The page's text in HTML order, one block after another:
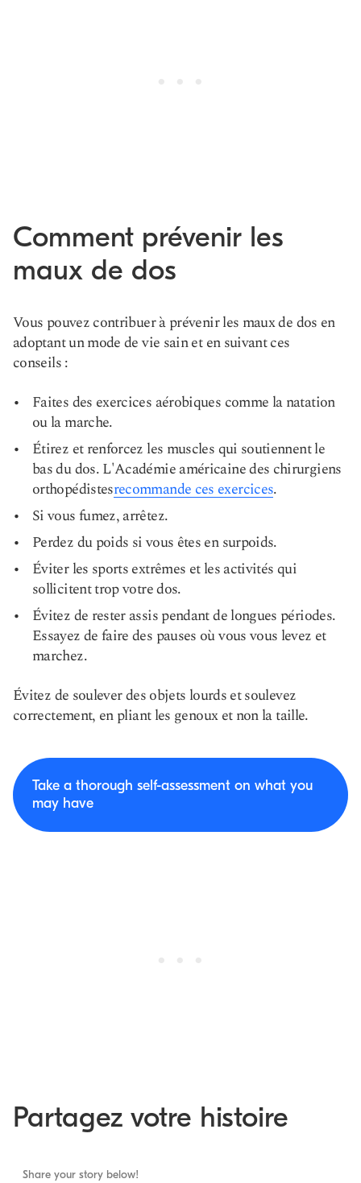
Comment prévenir les
maux de dos
Vous pouvez contribuer à prévenir les maux de dos en
adoptant un mode de vie sain et en suivant ces
conseils :
Faites des exercices aérobiques comme la natation
ou la marche.
Étirez et renforcez les muscles qui soutiennent le
bas du dos. L'Académie américaine des chirurgiens
orthopédistesrecommande ces exercices.
Si vous fumez, arrêtez.
Perdez du poids si vous êtes en surpoids.
Éviter les sports extrêmes et les activités qui
sollicitent trop votre dos.
Évitez de rester assis pendant de longues périodes.
Essayez de faire des pauses où vous vous levez et
marchez.
Évitez de soulever des objets lourds et soulevez
correctement, en pliant les genoux et non la taille.
Take a thorough self-assessment on what you
may have
Partagez votre histoire
Share your story below!